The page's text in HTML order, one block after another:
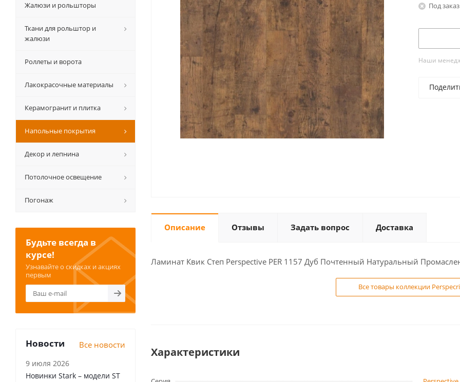
Под заказ
Наши
Описание Отзывы Задать вопрос Доставка
Ламинат Квик Степ Perspective PER 1157 Дуб Почтенный Натуральный
Все товары коллекции
Характеристики
Жалюзи и рольшторы
Ткани для рольштор и
жалюзи
Роллеты и ворота
Лакокрасочные материалы
Керамогранит и плитка
Напольные покрытия
Декор и лепнина
Потолочное освещение
Погонаж
Будьте всегда в
курсе!
Узнавайте о скидках и акциях
первым
Новости Все новости
9 июля 2026
Новинки Stark – модели ST